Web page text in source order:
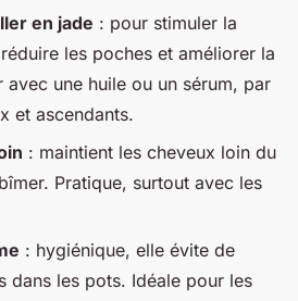
en jade : pour stimuler la
les poches et améliorer la
avec une huile ou un sérum, par
et ascendants.
: maintient les cheveux loin du
Pratique, surtout avec les
: hygiénique, elle évite de
dans les pots. Idéale pour les